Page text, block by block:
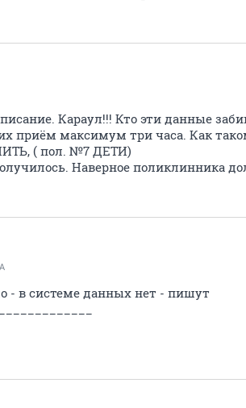
Караул!!! Кто эти данные
приём максимум три часа. Как
( пол. №7 ДЕТИ)
Наверное поликлинника
- в системе данных нет - пишут